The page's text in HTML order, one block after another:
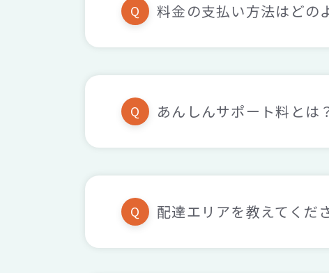
Q 料金の支払い方法はどの
Q あんしんサポート料とは
Q 配達エリアを教えてくだ